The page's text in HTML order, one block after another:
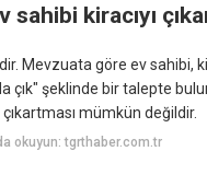
kiracıyı
Mevzuata göre ev sahibi,
çık" şeklinde bir talepte
mümkün değildir.
okuyun: tgrthaber.com.tr